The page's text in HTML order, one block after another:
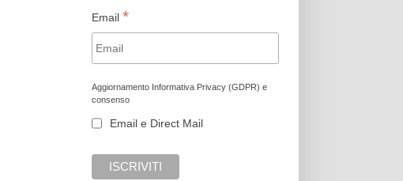
Email *
Aggiornamento Informativa Privacy (GDPR) e
consenso
Email e Direct Mail